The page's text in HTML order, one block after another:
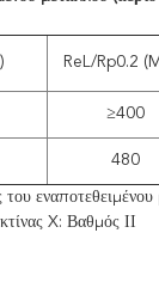
ReL/Rp0.2
≥400
480
του
X: Βαθμός ΙΙ